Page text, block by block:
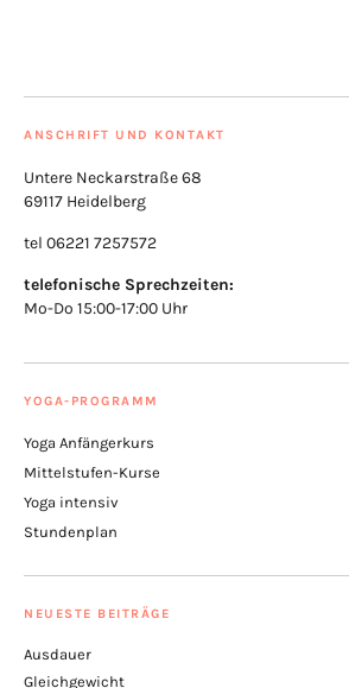
ANSCHRIFT UND KONTAKT
Untere Neckarstraße 68
69117 Heidelberg
tel 06221 7257572
telefonische Sprechzeiten:
Mo-Do 15:00-17:00 Uhr
YOGA-PROGRAMM
Yoga Anfängerkurs
Mittelstufen-Kurse
Yoga intensiv
Stundenplan
NEUESTE BEITRÄGE
Ausdauer
Gleichgewicht